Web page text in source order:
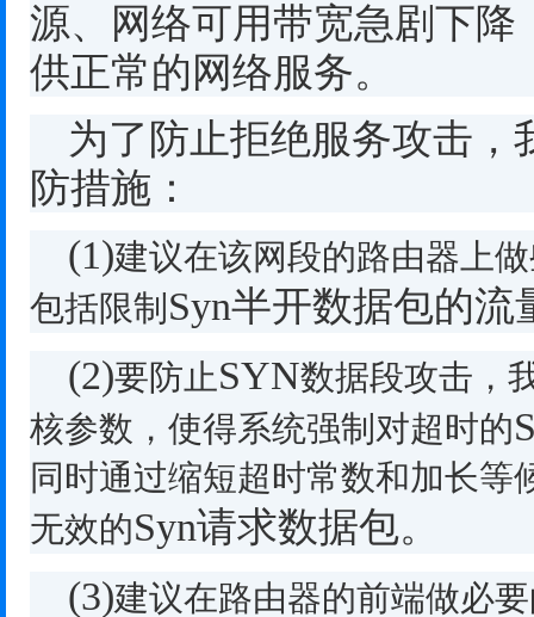
源、网络可用带宽急剧下降
供正常的网络服务。
为了防止拒绝服务攻击，
防措施：
(1)建议在该网段的路由器上
包括限制 Syn半开数据包的流
(2)要防止SYN数据段攻击，
核参数，使得系统强制对超时的
同时通过缩短超时常数和加长等
无效的Syn请求数据包。
(3)建议在路由器的前端做必